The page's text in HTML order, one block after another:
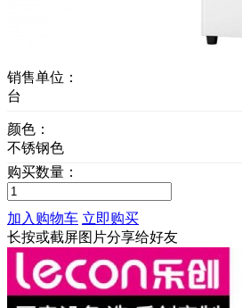
销售单位：
台
颜色：
不锈钢色
购买数量：
加入购物车 立即购买
长按或截屏图片分享给好友